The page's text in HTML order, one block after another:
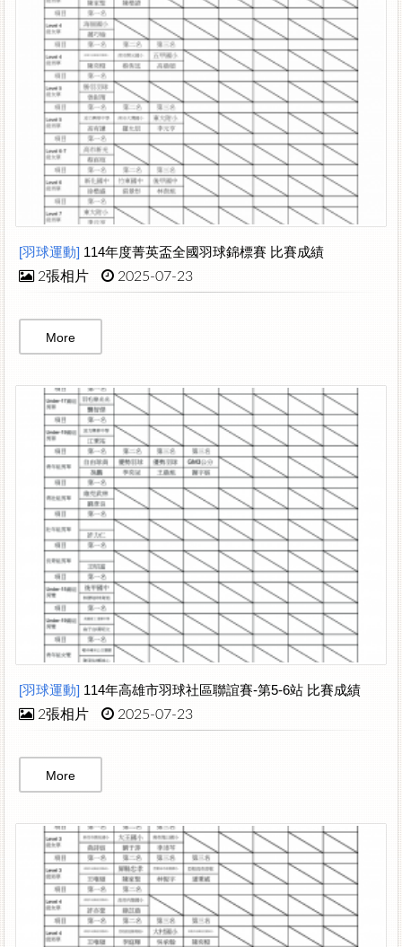
[羽球運動] 114年度菁英盃全國羽球錦標賽 比賽成績
2張相片 2025-07-23
More
[羽球運動] 114年高雄市羽球社區聯誼賽-第5-6站 比賽成績
2張相片 2025-07-23
More